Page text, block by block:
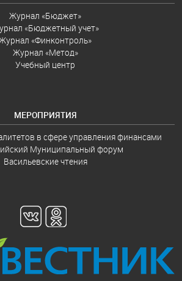
Журнал «Бюджет»
«Бюджетный учет»
«Финконтроль»
Журнал «Метод»
Учебный центр
МЕРОПРИЯТИЯ
в сфере управления финансами
Муниципальный форум
Васильевские чтения